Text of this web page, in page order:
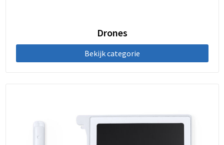
Drones
Bekijk categorie